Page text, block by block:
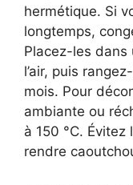
hermétique. Si
longtemps,
Placez-les dans
l’air, puis
mois. Pour
ambiante ou
à 150 °C.
rendre